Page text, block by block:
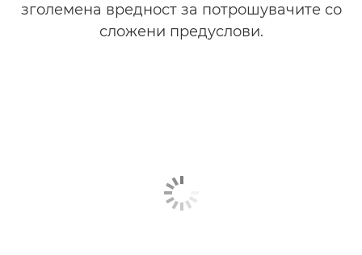
зголемена вредност за потрошувачите со
сложени предуслови.